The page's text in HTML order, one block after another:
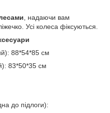
, надаючи вам
Усі колеса фіксуються.
88*54*85 см
83*50*35 см
до підлоги):